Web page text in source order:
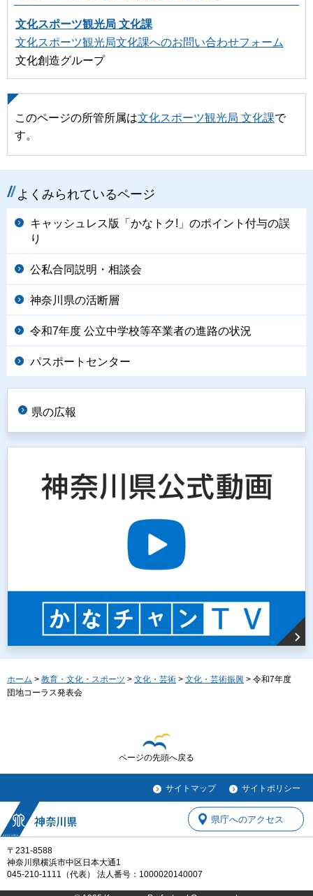
文化スポーツ観光局 文化課
文化スポーツ観光局文化課へのお問い合わせフォーム
文化創造グループ
このページの所管所属は文化スポーツ観光局 文化課で
す。
よくみられているページ
キャッシュレス版「かなトク!」のポイント付与の誤
り
公私合同説明・相談会
神奈川県の活断層
令和7年度 公立中学校等卒業者の進路の状況
パスポートセンター
県の広報
ホーム > 教育・文化・スポーツ > 文化・芸術 > 文化・芸術振興 > 令和7年度
団地コーラス発表会
ページの先頭へ戻る
サイトマップ サイトポリシー
〒231-8588
神奈川県横浜市中区日本大通1
045-210-1111（代表） 法人番号：1000020140007
県庁へのアクセス